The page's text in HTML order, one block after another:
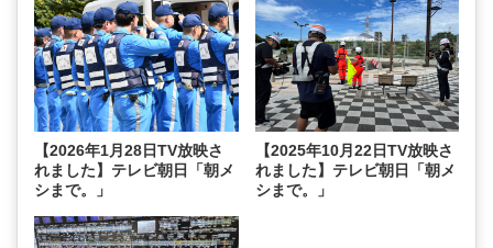
【2026年1月28日TV放映さ
れました】テレビ朝日「朝メ
シまで。」
【2025年10月22日TV放映さ
れました】テレビ朝日「朝メ
シまで。」